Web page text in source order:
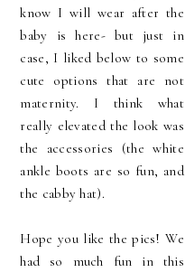
know I will wear after the
baby is here- but just in
case, I liked below to some
cute options that are not
maternity. I think what
really elevated the look was
the accessories (the white
ankle boots are so fun, and
the cabby hat).
Hope you like the pics! We
had so much fun in this